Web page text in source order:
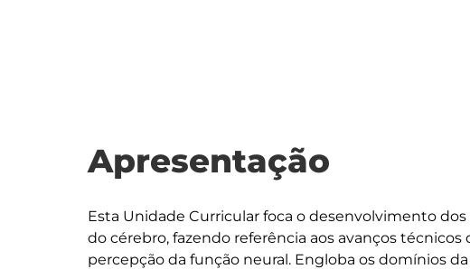
Apresentação
Esta Unidade Curricular foca o desenvolvimento
do cérebro, fazendo referência aos avanços
percepção da função neural. Engloba os domínios